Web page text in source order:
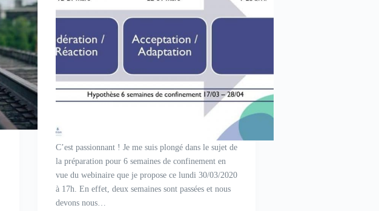
C’est passionnant ! Je me suis plongé dans le sujet de
la préparation pour 6 semaines de confinement en
vue du webinaire que je propose ce lundi 30/03/2020
à 17h. En effet, deux semaines sont passées et nous
devons nous…